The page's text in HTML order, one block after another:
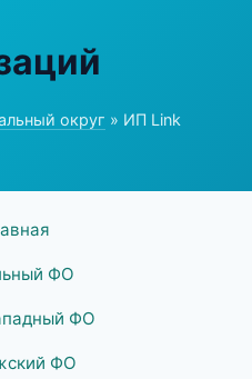
округ » ИП Link
ФО
ФО
ФО